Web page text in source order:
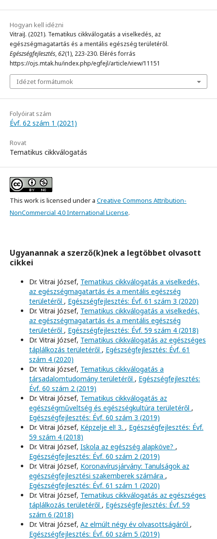
Hogyan kell idézni
VitraiJ. (2021). Tematikus cikkválogatás a viselkedés, az
egészségmagatartás és a mentális egészség területéről.
Egészségfejlesztés,62(1), 223-230. Elérés forrás
https://ojs.mtak.hu/index.php/egfejl/article/view/11151
Idézet formátumok
Folyóirat szám
Évf. 62 szám 1 (2021)
Rovat
Tematikus cikkválogatás
This work is licensed under a Creative Commons Attribution-
NonCommercial 4.0 International License.
Ugyanannak a szerző(k)nek a legtöbbet olvasott
cikkei
Dr. Vitrai József, Tematikus cikkválogatás a viselkedés,
az egészségmagatartás és a mentális egészség
területéről , Egészségfejlesztés: Évf. 61 szám 3 (2020)
Dr. Vitrai József, Tematikus cikkválogatás a viselkedés,
az egészségmagatartás és a mentális egészség
területéről , Egészségfejlesztés: Évf. 59 szám 4 (2018)
Dr. Vitrai József, Tematikus cikkválogatás az egészséges
táplálkozás területéről , Egészségfejlesztés: Évf. 61
szám 4 (2020)
Dr. Vitrai József, Tematikus cikkválogatás a
társadalomtudomány területéről , Egészségfejlesztés:
Évf. 60 szám 2 (2019)
Dr. Vitrai József, Tematikus cikkválogatás az
egészségműveltség és egészségkultúra területéről ,
Egészségfejlesztés: Évf. 60 szám 3 (2019)
Dr. Vitrai József, Képzelje el! 3. , Egészségfejlesztés: Évf.
59 szám 4 (2018)
Dr. Vitrai József, Iskola az egészség alapköve? ,
Egészségfejlesztés: Évf. 60 szám 2 (2019)
Dr. Vitrai József, Koronavírusjárvány: Tanulságok az
egészségfejlesztési szakemberek számára ,
Egészségfejlesztés: Évf. 61 szám 1 (2020)
Dr. Vitrai József, Tematikus cikkválogatás az egészséges
táplálkozás területéről , Egészségfejlesztés: Évf. 59
szám 6 (2018)
Dr. Vitrai József, Az elmúlt négy év olvasottságáról ,
Egészségfejlesztés: Évf. 60 szám 5 (2019)